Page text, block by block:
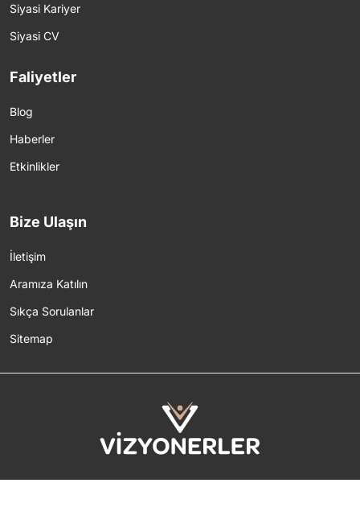
Siyasi Kariyer
Siyasi CV
Faliyetler
Blog
Haberler
Etkinlikler
Bize Ulaşın
İletişim
Aramıza Katılın
Sıkça Sorulanlar
Sitemap